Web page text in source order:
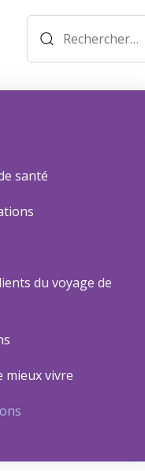
santé
du voyage de
mieux vivre